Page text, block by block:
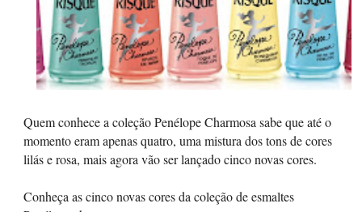
Quem conhece a coleção Penélope Charmosa sabe que até o
momento eram apenas quatro, uma mistura dos tons de cores
lilás e rosa, mais agora vão ser lançado cinco novas cores.
Conheça as cinco novas cores da coleção de esmaltes